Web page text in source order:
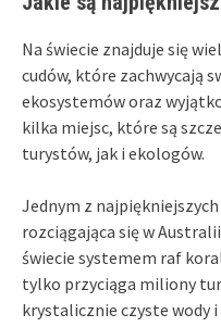
Na świecie znajduje się
cudów, które zachwycają
ekosystemów oraz
kilka miejsc, które są
turystów, jak i ekologów.
Jednym z
rozciągająca się w
świecie systemem raf
tylko przyciąga miliony
krystalicznie czyste wody